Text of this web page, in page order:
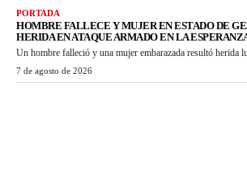
PORTADA
HOMBRE FALLECE Y MUJER EN ESTADO DE
HERIDA EN ATAQUE ARMADO EN LA
Un hombre falleció y una mujer embarazada resultó herida
7 de agosto de 2026